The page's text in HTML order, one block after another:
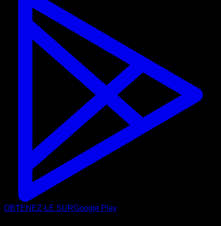
OBTENEZ-LE SURGoogle Play